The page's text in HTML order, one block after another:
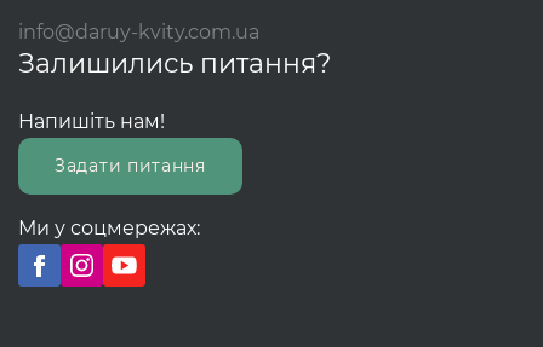
info@daruy-kvity.com.ua
Залишились питання?
Напишіть нам!
Задати питання
Ми у соцмережах: